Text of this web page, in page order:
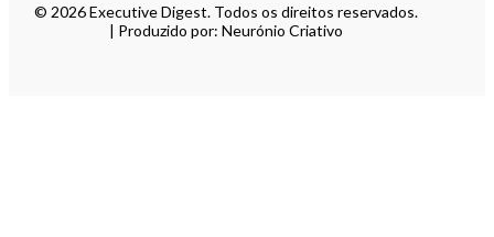
© 2026 Executive Digest. Todos os direitos reservados.
| Produzido por: Neurónio Criativo